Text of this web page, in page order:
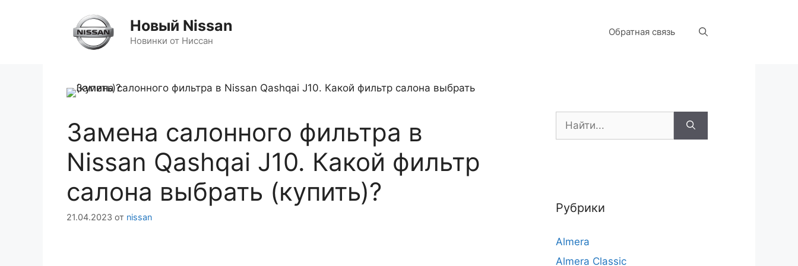
Новый Nissan
Новинки от Ниссан
Обратная связь
Замена салонного фильтра в
Nissan Qashqai J10. Какой фильтр
салона выбрать (купить)?
21.04.2023 от nissan
Рубрики
Almera
Almera Classic